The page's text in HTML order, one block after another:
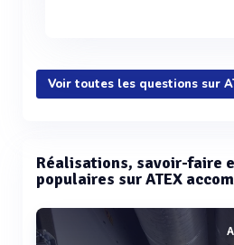
Voir toutes les questions sur
Réalisations, savoir-faire
populaires sur ATEX